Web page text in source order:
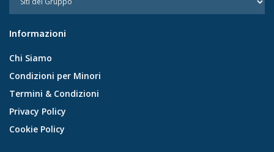
Informazioni
Chi Siamo
Condizioni per Minori
Termini & Condizioni
Privacy Policy
Cookie Policy